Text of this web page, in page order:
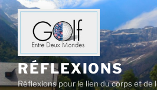
Aller
au
contenu
principal
RÉFLEXIONS
Réflexions pour le lien du corps et de